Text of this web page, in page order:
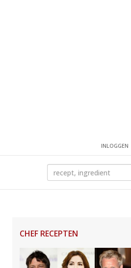
INLOGGEN
CHEF RECEPTEN